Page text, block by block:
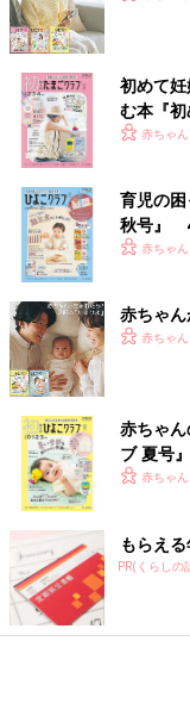
初めて
む本『初
赤ちゃ
育児の
秋号』
いっぱ
赤ちゃ
赤ちゃん
赤ちゃ
赤ちゃ
ブ 夏号
く！ お
赤ちゃ
もらえ
PR(くらしの